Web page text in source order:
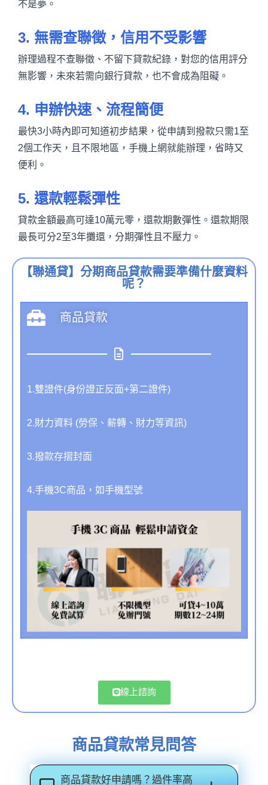
不是夢。
3. 無需查聯徵，信用不受影響
辦理過程不查聯徵、不留下貸款紀錄，對您的信用評分
無影響，未來若需向銀行貸款，也不會成為阻礙。
4. 申辦快速、流程簡便
最快3小時內即可知道初步結果，從申請到撥款只需1至
2個工作天，且不限地區，手機上網就能辦理，省時又
便利。
5. 還款輕鬆彈性
貸款金額最高可達10萬元零，還款期數彈性。還款期限
最長可分2至3年攤還，分期彈性且不壓力。
【聯通貸】分期商品貸款需要準備什麼資料
呢？
商品貸款
1.雙證件(身份證正反面+第二證件)
2.財力資料 (勞保、薪轉、財力等資訊)
3.撥款存摺封面
4.手機3C商品，如手機型號
線上諮詢
商品貸款常見問答
商品貸款好申請嗎？過件率高